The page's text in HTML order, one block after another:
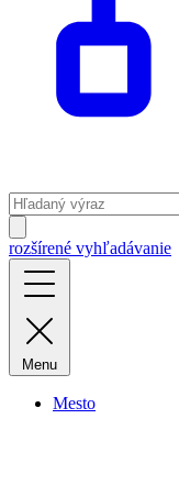
rozšírené vyhľadávanie
Menu
Mesto